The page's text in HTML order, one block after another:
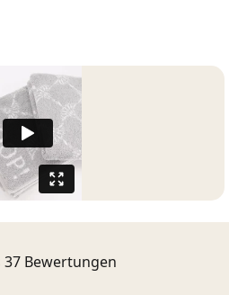
37 Bewertungen